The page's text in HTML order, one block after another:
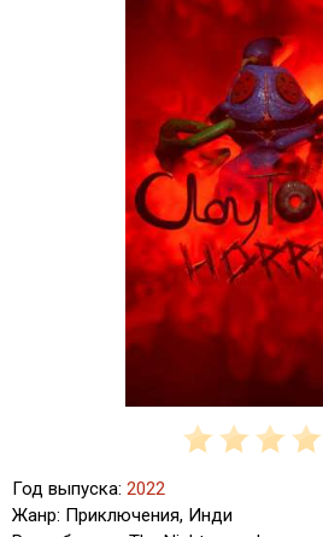
Год выпуска: 2022
Жанр: Приключения, Инди